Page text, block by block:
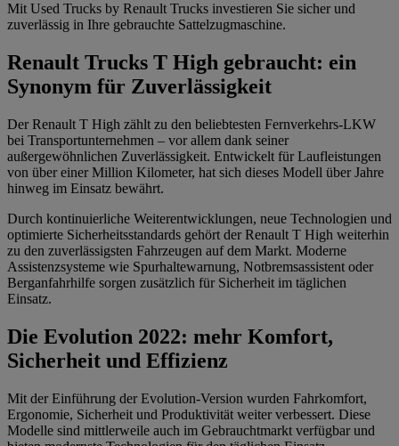
Mit Used Trucks by Renault Trucks investieren Sie sicher und
zuverlässig in Ihre gebrauchte Sattelzugmaschine.
Renault Trucks T High gebraucht: ein
Synonym für Zuverlässigkeit
Der Renault T High zählt zu den beliebtesten Fernverkehrs-LKW
bei Transportunternehmen – vor allem dank seiner
außergewöhnlichen Zuverlässigkeit. Entwickelt für Laufleistungen
von über einer Million Kilometer, hat sich dieses Modell über Jahre
hinweg im Einsatz bewährt.
Durch kontinuierliche Weiterentwicklungen, neue Technologien und
optimierte Sicherheitsstandards gehört der Renault T High weiterhin
zu den zuverlässigsten Fahrzeugen auf dem Markt. Moderne
Assistenzsysteme wie Spurhaltewarnung, Notbremsassistent oder
Berganfahrhilfe sorgen zusätzlich für Sicherheit im täglichen
Einsatz.
Die Evolution 2022: mehr Komfort,
Sicherheit und Effizienz
Mit der Einführung der Evolution-Version wurden Fahrkomfort,
Ergonomie, Sicherheit und Produktivität weiter verbessert. Diese
Modelle sind mittlerweile auch im Gebrauchtmarkt verfügbar und